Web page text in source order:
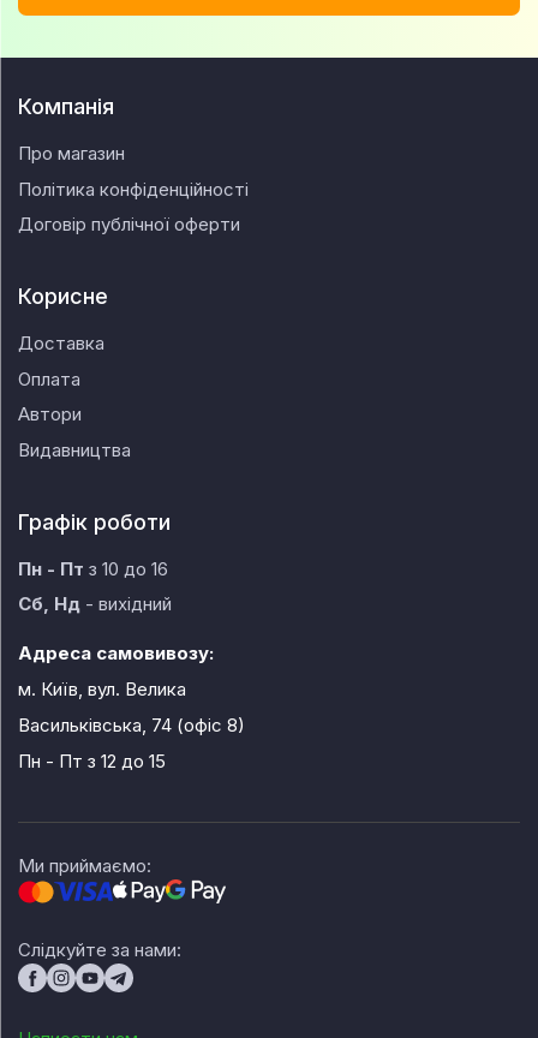
Компанія
Про магазин
Політика конфіденційності
Договір публічної оферти
Корисне
Доставка
Оплата
Автори
Видавництва
Графік роботи
Пн - Пт з 10 до 16
Сб, Нд - вихідний
Адреса самовивозу:
м. Київ, вул. Велика
Васильківська, 74 (офіс 8)
Пн - Пт з 12 до 15
Ми приймаємо:
Слідкуйте за нами: